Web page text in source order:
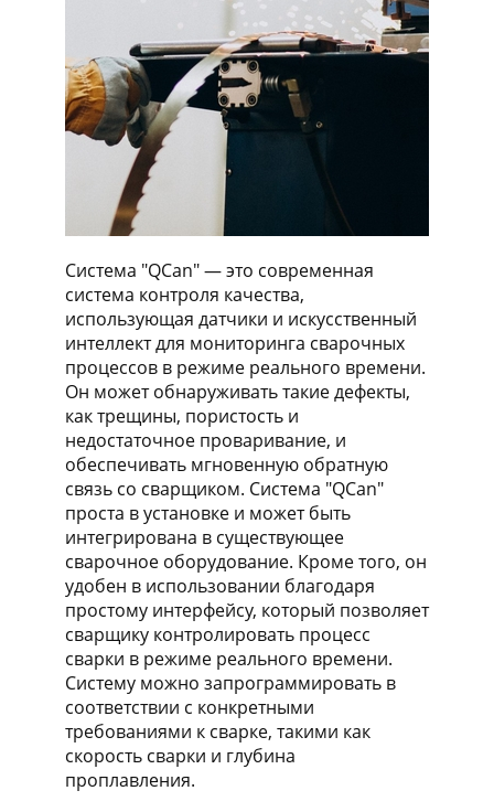
Система "QCan" — это современная
система контроля качества,
использующая датчики и искусственный
интеллект для мониторинга сварочных
процессов в режиме реального времени.
Он может обнаруживать такие дефекты,
как трещины, пористость и
недостаточное проваривание, и
обеспечивать мгновенную обратную
связь со сварщиком. Система "QCan"
проста в установке и может быть
интегрирована в существующее
сварочное оборудование. Кроме того, он
удобен в использовании благодаря
простому интерфейсу, который позволяет
сварщику контролировать процесс
сварки в режиме реального времени.
Систему можно запрограммировать в
соответствии с конкретными
требованиями к сварке, такими как
скорость сварки и глубина
проплавления.